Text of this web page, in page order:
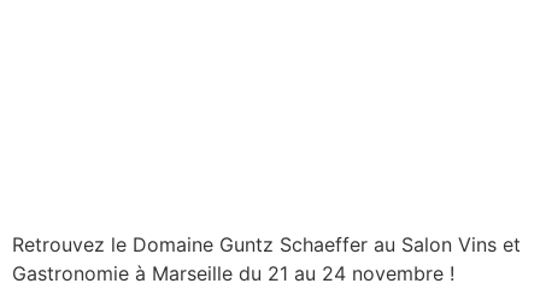
Retrouvez le Domaine Guntz Schaeffer au Salon Vins et
Gastronomie à Marseille du 21 au 24 novembre !